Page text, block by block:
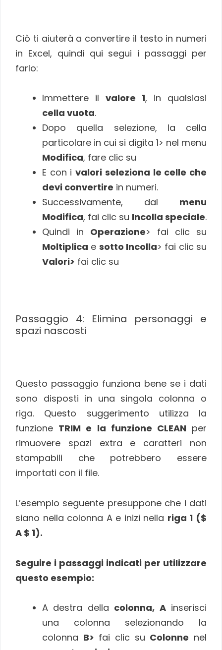
Ciò ti aiuterà a convertire il testo in numeri
in Excel, quindi qui segui i passaggi per
farlo:
Immettere il valore 1, in qualsiasi
cella vuota.
Dopo quella selezione, la cella
particolare in cui si digita 1> nel menu
Modifica, fare clic su
E con ivalori seleziona le celle che
devi convertire in numeri.
Successivamente, dal menu
Modifica, fai clic su Incolla speciale.
Quindi in Operazione> fai clic su
Moltiplica e sotto Incolla> fai clic su
Valori> fai clic su
Passaggio 4: Elimina personaggi e
spazi nascosti
Questo passaggio funziona bene se i dati
sono disposti in una singola colonna o
riga. Questo suggerimento utilizza la
funzione TRIM e la funzione CLEANper
rimuovere spazi extra e caratteri non
stampabili che potrebbero essere
importati con il file.
L’esempio seguente presuppone che i dati
siano nella colonna A e inizi nella riga 1 ($
A $ 1).
Seguire i passaggi indicati per utilizzare
questo esempio:
A destra della colonna, Ainserisci
una colonna selezionando la
colonna B> fai clic su Colonne nel